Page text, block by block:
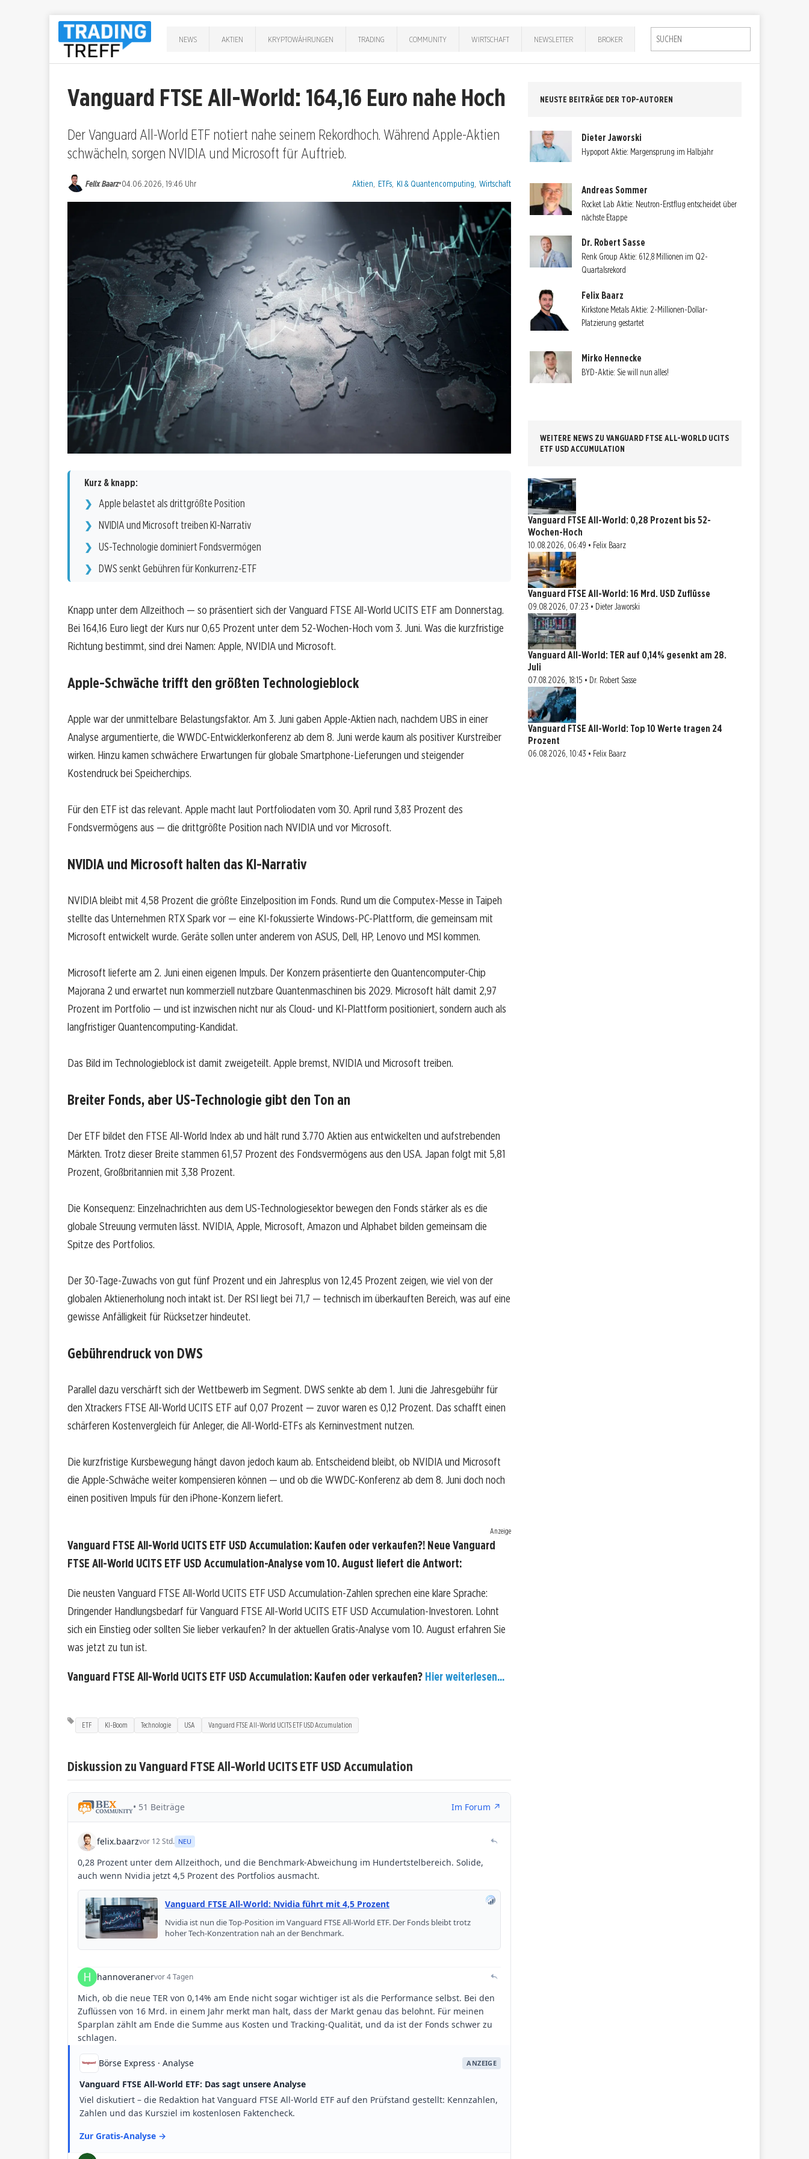
NEWS AKTIEN KRYPTOWÄHRUNGEN TRADING COMMUNITY WIRTSCHAFT NEWSLETTER BROKER
Vanguard FTSE All-World: 164,16 Euro nahe Hoch
Der Vanguard All-World ETF notiert nahe seinem Rekordhoch. Während Apple-Aktien
schwächeln, sorgen NVIDIA und Microsoft für Auftrieb.
Felix Baarz•04.06.2026, 19:46 Uhr Kategorien:
Aktien ETFs KI & Quantencomputing Wirtschaft
Kurz & knapp:
Apple belastet als drittgrößte Position
NVIDIA und Microsoft treiben KI-Narrativ
US-Technologie dominiert Fondsvermögen
DWS senkt Gebühren für Konkurrenz-ETF
Knapp unter dem Allzeithoch — so präsentiert sich der Vanguard FTSE All-World UCITS ETF am Donnerstag.
Bei 164,16 Euro liegt der Kurs nur 0,65 Prozent unter dem 52-Wochen-Hoch vom 3. Juni. Was die kurzfristige
Richtung bestimmt, sind drei Namen: Apple, NVIDIA und Microsoft.
Apple-Schwäche trifft den größten Technologieblock
Apple war der unmittelbare Belastungsfaktor. Am 3. Juni gaben Apple-Aktien nach, nachdem UBS in einer
Analyse argumentierte, die WWDC-Entwicklerkonferenz ab dem 8. Juni werde kaum als positiver Kurstreiber
wirken. Hinzu kamen schwächere Erwartungen für globale Smartphone-Lieferungen und steigender
Kostendruck bei Speicherchips.
Für den ETF ist das relevant. Apple macht laut Portfoliodaten vom 30. April rund 3,83 Prozent des
Fondsvermögens aus — die drittgrößte Position nach NVIDIA und vor Microsoft.
NVIDIA und Microsoft halten das KI-Narrativ
NVIDIA bleibt mit 4,58 Prozent die größte Einzelposition im Fonds. Rund um die Computex-Messe in Taipeh
stellte das Unternehmen RTX Spark vor — eine KI-fokussierte Windows-PC-Plattform, die gemeinsam mit
Microsoft entwickelt wurde. Geräte sollen unter anderem von ASUS, Dell, HP, Lenovo und MSI kommen.
Microsoft lieferte am 2. Juni einen eigenen Impuls. Der Konzern präsentierte den Quantencomputer-Chip
Majorana 2 und erwartet nun kommerziell nutzbare Quantenmaschinen bis 2029. Microsoft hält damit 2,97
Prozent im Portfolio — und ist inzwischen nicht nur als Cloud- und KI-Plattform positioniert, sondern auch als
langfristiger Quantencomputing-Kandidat.
Das Bild im Technologieblock ist damit zweigeteilt. Apple bremst, NVIDIA und Microsoft treiben.
Breiter Fonds, aber US-Technologie gibt den Ton an
Der ETF bildet den FTSE All-World Index ab und hält rund 3.770 Aktien aus entwickelten und aufstrebenden
Märkten. Trotz dieser Breite stammen 61,57 Prozent des Fondsvermögens aus den USA. Japan folgt mit 5,81
Prozent, Großbritannien mit 3,38 Prozent.
Die Konsequenz: Einzelnachrichten aus dem US-Technologiesektor bewegen den Fonds stärker als es die
globale Streuung vermuten lässt. NVIDIA, Apple, Microsoft, Amazon und Alphabet bilden gemeinsam die
Spitze des Portfolios.
Der 30-Tage-Zuwachs von gut fünf Prozent und ein Jahresplus von 12,45 Prozent zeigen, wie viel von der
globalen Aktienerholung noch intakt ist. Der RSI liegt bei 71,7 — technisch im überkauften Bereich, was auf eine
gewisse Anfälligkeit für Rücksetzer hindeutet.
Gebührendruck von DWS
Parallel dazu verschärft sich der Wettbewerb im Segment. DWS senkte ab dem 1. Juni die Jahresgebühr für
den Xtrackers FTSE All-World UCITS ETF auf 0,07 Prozent — zuvor waren es 0,12 Prozent. Das schafft einen
schärferen Kostenvergleich für Anleger, die All-World-ETFs als Kerninvestment nutzen.
Die kurzfristige Kursbewegung hängt davon jedoch kaum ab. Entscheidend bleibt, ob NVIDIA und Microsoft
die Apple-Schwäche weiter kompensieren können — und ob die WWDC-Konferenz ab dem 8. Juni doch noch
einen positiven Impuls für den iPhone-Konzern liefert.
Anzeige
Vanguard FTSE All-World UCITS ETF USD Accumulation: Kaufen oder verkaufen?! Neue Vanguard
FTSE All-World UCITS ETF USD Accumulation-Analyse vom 10. August liefert die Antwort:
Die neusten Vanguard FTSE All-World UCITS ETF USD Accumulation-Zahlen sprechen eine klare Sprache:
Dringender Handlungsbedarf für Vanguard FTSE All-World UCITS ETF USD Accumulation-Investoren. Lohnt
sich ein Einstieg oder sollten Sie lieber verkaufen? In der aktuellen Gratis-Analyse vom 10. August erfahren Sie
was jetzt zu tun ist.
Vanguard FTSE All-World UCITS ETF USD Accumulation: Kaufen oder verkaufen? Hier weiterlesen...
ETF KI-Boom Technologie USA Vanguard FTSE All-World UCITS ETF USD Accumulation
Diskussion zu Vanguard FTSE All-World UCITS ETF USD Accumulation
NEUSTE BEITRÄGE DER TOP-AUTOREN
Dieter Jaworski
Hypoport Aktie: Margensprung im Halbjahr
Andreas Sommer
Rocket Lab Aktie: Neutron-Erstflug entscheidet über
nächste Etappe
Dr. Robert Sasse
Renk Group Aktie: 612,8 Millionen im Q2-
Quartalsrekord
Felix Baarz
Kirkstone Metals Aktie: 2-Millionen-Dollar-
Platzierung gestartet
Mirko Hennecke
BYD-Aktie: Sie will nun alles!
WEITERE NEWS ZU VANGUARD FTSE ALL-WORLD UCITS
ETF USD ACCUMULATION
Vanguard FTSE All-World: 0,28 Prozent bis 52-
Wochen-Hoch
10.08.2026, 06:49 • Felix Baarz
Vanguard FTSE All-World: 16 Mrd. USD Zuflüsse
09.08.2026, 07:23 • Dieter Jaworski
Vanguard All-World: TER auf 0,14% gesenkt am 28.
Juli
07.08.2026, 18:15 • Dr. Robert Sasse
Vanguard FTSE All-World: Top 10 Werte tragen 24
Prozent
06.08.2026, 10:43 • Felix Baarz